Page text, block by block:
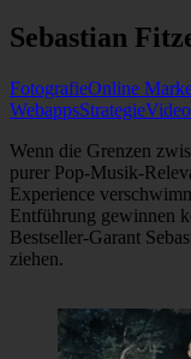
Sebastian
FotografieOnline
WebappsStrategie
Wenn die Grenzen
purer Pop-Musik-
Experience
Entführung gewinnen
Bestseller-Garant
ziehen.